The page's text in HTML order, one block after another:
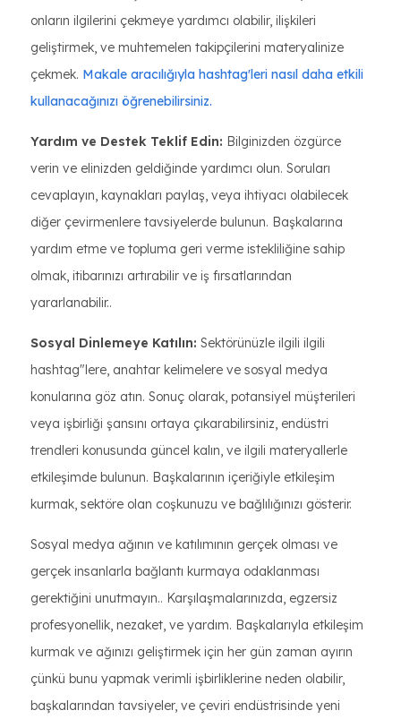
onların ilgilerini çekmeye yardımcı olabilir, ilişkileri
geliştirmek, ve muhtemelen takipçilerini materyalinize
çekmek. Makale aracılığıyla hashtag'leri nasıl daha etkili
kullanacağınızı öğrenebilirsiniz.
Yardım ve Destek Teklif Edin: Bilginizden özgürce
verin ve elinizden geldiğinde yardımcı olun. Soruları
cevaplayın, kaynakları paylaş, veya ihtiyacı olabilecek
diğer çevirmenlere tavsiyelerde bulunun. Başkalarına
yardım etme ve topluma geri verme istekliliğine sahip
olmak, itibarınızı artırabilir ve iş fırsatlarından
yararlanabilir..
Sosyal Dinlemeye Katılın: Sektörünüzle ilgili ilgili
hashtag"lere, anahtar kelimelere ve sosyal medya
konularına göz atın. Sonuç olarak, potansiyel müşterileri
veya işbirliği şansını ortaya çıkarabilirsiniz, endüstri
trendleri konusunda güncel kalın, ve ilgili materyallerle
etkileşimde bulunun. Başkalarının içeriğiyle etkileşim
kurmak, sektöre olan coşkunuzu ve bağlılığınızı gösterir.
Sosyal medya ağının ve katılımının gerçek olması ve
gerçek insanlarla bağlantı kurmaya odaklanması
gerektiğini unutmayın.. Karşılaşmalarınızda, egzersiz
profesyonellik, nezaket, ve yardım. Başkalarıyla etkileşim
kurmak ve ağınızı geliştirmek için her gün zaman ayırın
çünkü bunu yapmak verimli işbirliklerine neden olabilir,
başkalarından tavsiyeler, ve çeviri endüstrisinde yeni